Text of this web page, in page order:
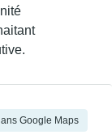
Google Maps